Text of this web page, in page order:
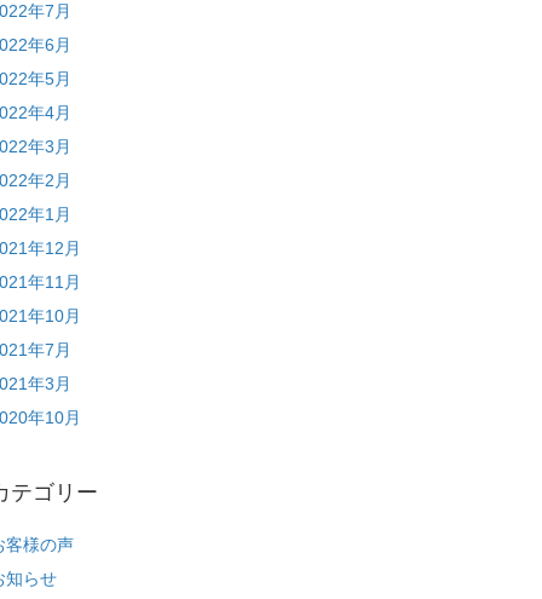
年7月
年6月
年5月
年4月
年3月
年2月
年1月
年12月
年11月
年10月
年7月
年3月
年10月
テゴリー
客様の声
知らせ